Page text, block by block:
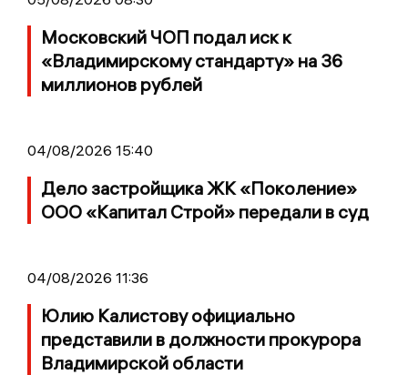
Московский ЧОП подал иск к
«Владимирскому стандарту» на 36
миллионов рублей
04/08/2026 15:40
Дело застройщика ЖК «Поколение»
ООО «Капитал Строй» передали в суд
04/08/2026 11:36
Юлию Калистову официально
представили в должности прокурора
Владимирской области